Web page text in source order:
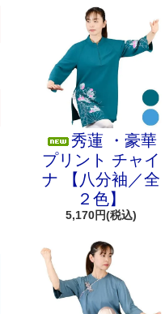
秀蓮 ・豪華
プリント チャイ
ナ 【八分袖／全
２色】
5,170円(税込)